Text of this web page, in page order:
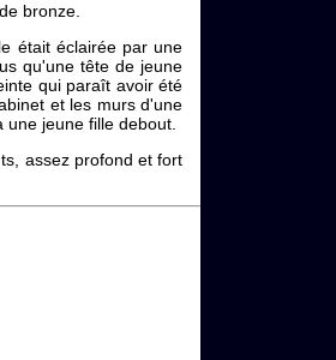
bronze.
était éclairée par une
qu'une tête de jeune
qui paraît avoir été
et les murs d'une
jeune fille debout.
assez profond et fort